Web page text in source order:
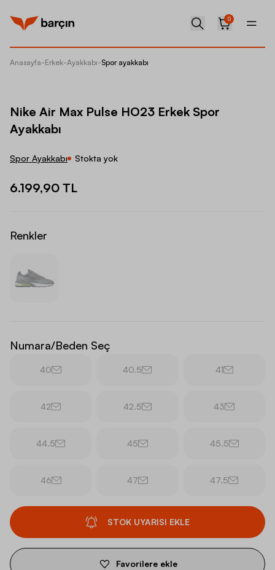
0
Anasayfa-Erkek-Ayakkabı-Spor ayakkabı
Nike Air Max Pulse HO23 Erkek Spor
Ayakkabı
Spor Ayakkabı Stokta yok
6.199,90 TL
Renkler
Numara/Beden Seç
40 40.5 41
42 42.5 43
44.5 45 45.5
46 47 47.5
STOK UYARISI EKLE
Favorilere ekle